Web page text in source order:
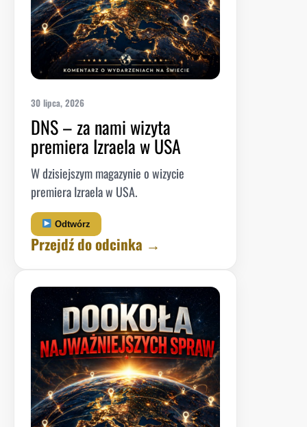
30 lipca, 2026
DNS – za nami wizyta
premiera Izraela w USA
W dzisiejszym magazynie o wizycie
premiera Izraela w USA.
Odtwórz
Przejdź do odcinka →